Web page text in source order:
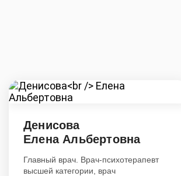
Денисова
Елена Альбертовна
Главный врач. Врач-психотерапевт
высшей категории, врач